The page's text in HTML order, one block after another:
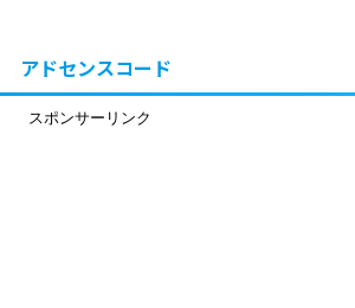
アドセンスコード
スポンサーリンク